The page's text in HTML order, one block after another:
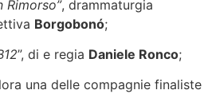
Rimorso”, drammaturgia
Borgobonó;
”, di e regia Daniele Ronco;
una delle compagnie finaliste